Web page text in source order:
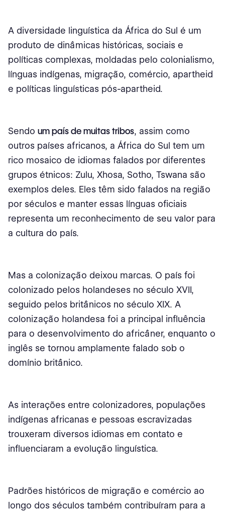
A diversidade linguística da África do Sul é um
produto de dinâmicas históricas, sociais e
políticas complexas, moldadas pelo colonialismo,
línguas indígenas, migração, comércio, apartheid
e políticas linguísticas pós-apartheid.
Sendo um país de muitas tribos, assim como
outros países africanos, a África do Sul tem um
rico mosaico de idiomas falados por diferentes
grupos étnicos: Zulu, Xhosa, Sotho, Tswana são
exemplos deles. Eles têm sido falados na região
por séculos e manter essas línguas oficiais
representa um reconhecimento de seu valor para
a cultura do país.
Mas a colonização deixou marcas. O país foi
colonizado pelos holandeses no século XVII,
seguido pelos britânicos no século XIX. A
colonização holandesa foi a principal influência
para o desenvolvimento do africâner, enquanto o
inglês se tornou amplamente falado sob o
domínio britânico.
As interações entre colonizadores, populações
indígenas africanas e pessoas escravizadas
trouxeram diversos idiomas em contato e
influenciaram a evolução linguística.
Padrões históricos de migração e comércio ao
longo dos séculos também contribuíram para a